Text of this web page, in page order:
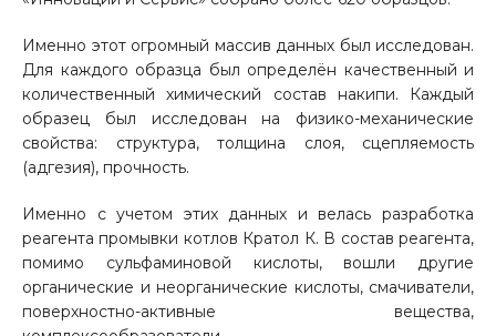
Именно этот огромный массив данных был исследован.
Для каждого образца был определён качественный и
количественный химический состав накипи. Каждый
образец был исследован на физико-механические
свойства: структура, толщина слоя, сцепляемость
(адгезия), прочность.
Именно с учетом этих данных и велась разработка
реагента промывки котлов Кратол К. В состав реагента,
помимо сульфаминовой кислоты, вошли другие
органические и неорганические кислоты, смачиватели,
поверхностно-активные вещества,